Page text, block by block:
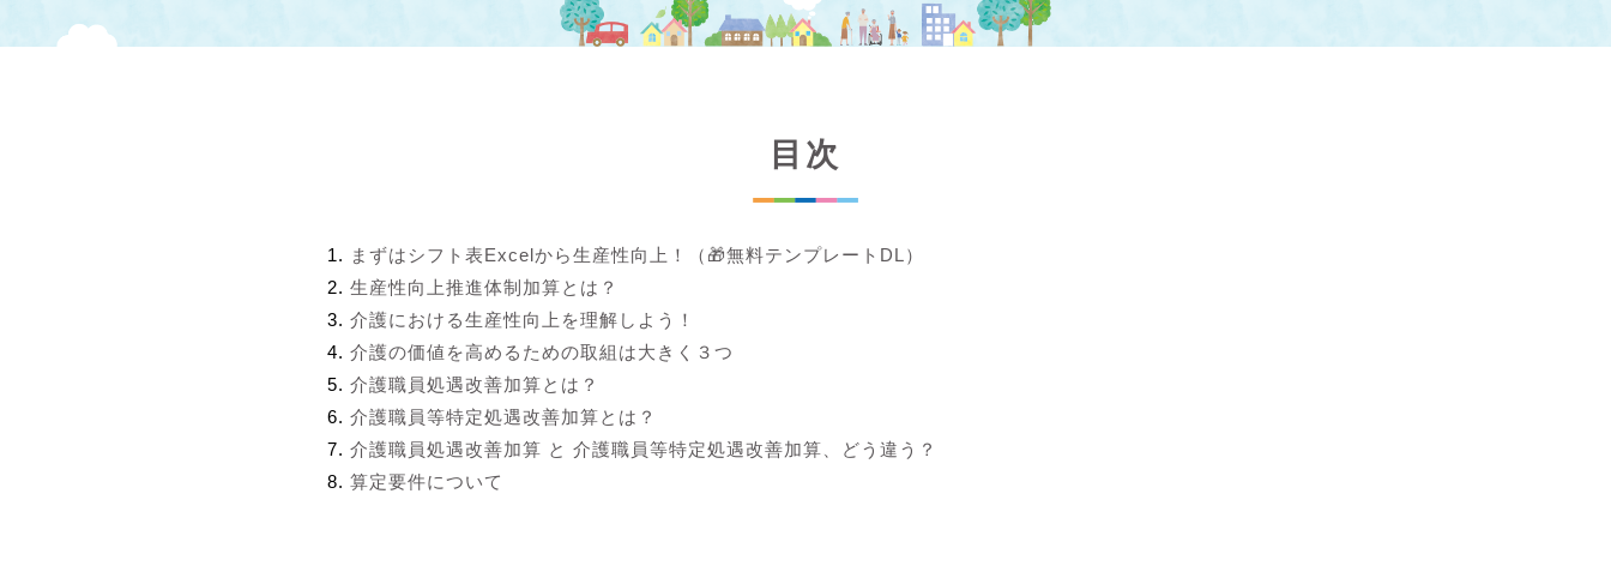
目次
まずはシフト表Excelから生産性向上！（🎁無料テンプレートDL）
生産性向上推進体制加算とは？
介護における生産性向上を理解しよう！
介護の価値を高めるための取組は大きく３つ
介護職員処遇改善加算とは？
介護職員等特定処遇改善加算とは？
介護職員処遇改善加算 と 介護職員等特定処遇改善加算、どう違う？
算定要件について